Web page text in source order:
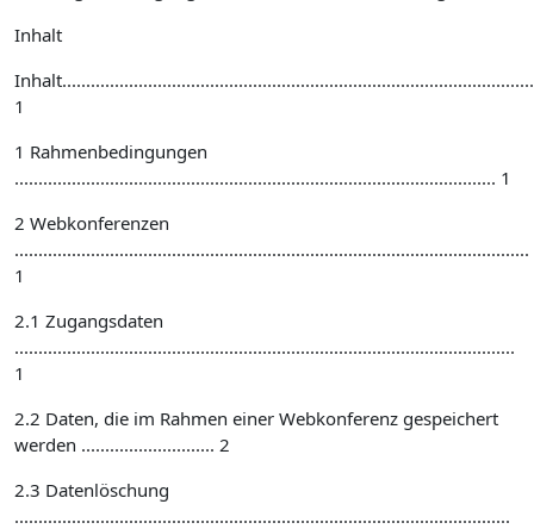
Inhalt
1
1 Rahmenbedingungen
..................................................................................................... 1
2 Webkonferenzen
............................................................................................................
1
2.1 Zugangsdaten
.........................................................................................................
1
2.2 Daten, die im Rahmen einer Webkonferenz gespeichert
werden ............................ 2
2.3 Datenlöschung
........................................................................................................